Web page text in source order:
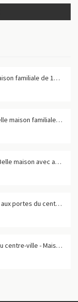
À 10 min d'Auxerre - Maison familiale de 158 m² dans un bourg avec commerces
À 10 min d'Auxerre - Belle maison familiale avec piscine
Auxerre centre-ville - Belle maison avec appartement indépendant et garage
EXCLUSIVITÉ - Auxerre, aux portes du centre-ville - Maison de caractère de 160 m²
Auxerre - Aux portes du centre-ville - Maison familiale de 158 m²